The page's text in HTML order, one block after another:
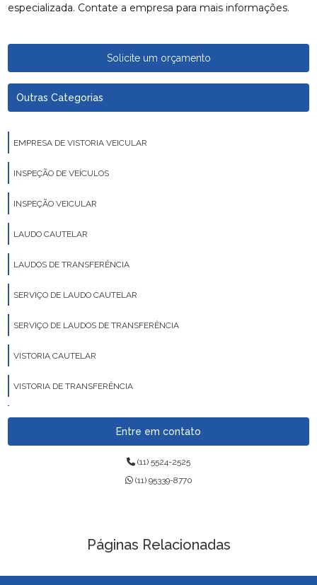
especializada. Contate a empresa para mais informações.
Solicite um orçamento
Outras Categorias
EMPRESA DE VISTORIA VEICULAR
INSPEÇÃO DE VEÍCULOS
INSPEÇÃO VEICULAR
LAUDO CAUTELAR
LAUDOS DE TRANSFERÊNCIA
SERVIÇO DE LAUDO CAUTELAR
SERVIÇO DE LAUDOS DE TRANSFERÊNCIA
VISTORIA CAUTELAR
VISTORIA DE TRANSFERÊNCIA
VISTORIA VEICULAR
Entre em contato
(11) 5524-2525
(11) 95339-8770
Páginas Relacionadas